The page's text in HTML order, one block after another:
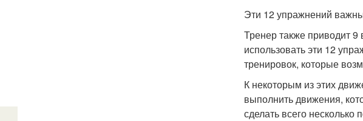
Эти 12 упражнений важны
Тренер также приводит
использовать эти 12
тренировок, которые
К некоторым из этих
выполнить движения,
сделать всего